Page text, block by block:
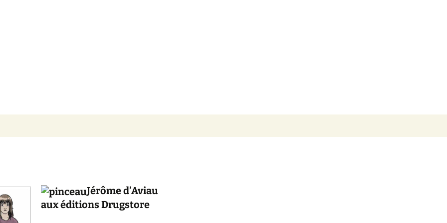
Jérôme d’Aviau
aux éditions Drugstore